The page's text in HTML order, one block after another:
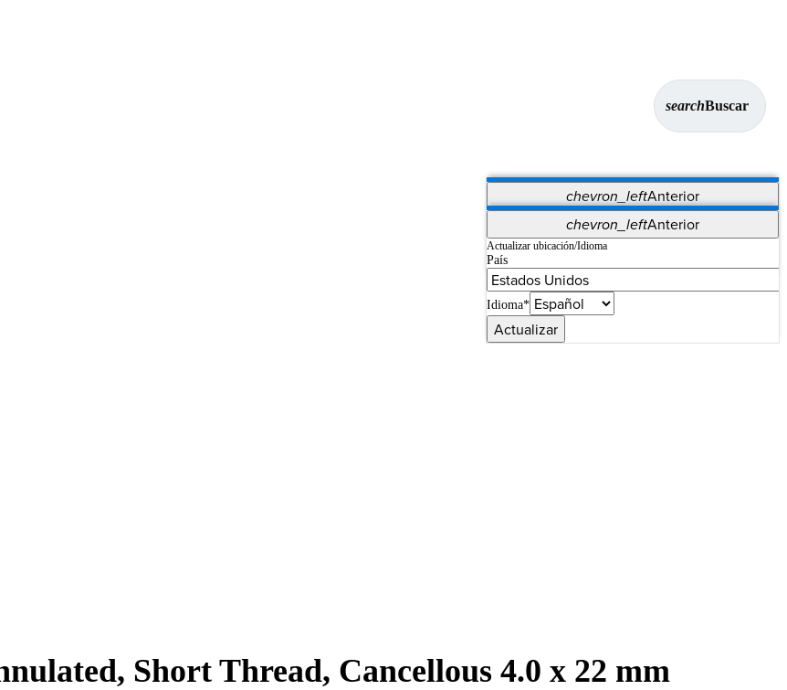
searchBuscar
chevron_leftAnterior
Vet Systems OrthoPedia Patient
Supplier Portal
Synergy Imaging & Resection
chevron_leftAnterior
Actualizar ubicación/Idioma
País
Idioma*
Actualizar
Short Thread, Cancellous 4.0 x 22 mm